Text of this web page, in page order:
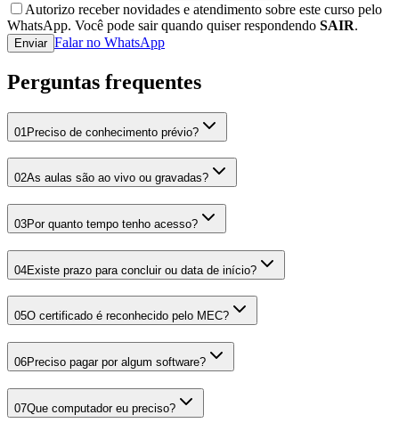
Autorizo receber novidades e atendimento sobre este curso pelo
WhatsApp. Você pode sair quando quiser respondendo SAIR.
Enviar Falar no WhatsApp
Perguntas frequentes
01 Preciso de conhecimento prévio?
02As aulas são ao vivo ou gravadas?
03Por quanto tempo tenho acesso?
04Existe prazo para concluir ou data de início?
05O certificado é reconhecido pelo MEC?
06Preciso pagar por algum software?
07Que computador eu preciso?